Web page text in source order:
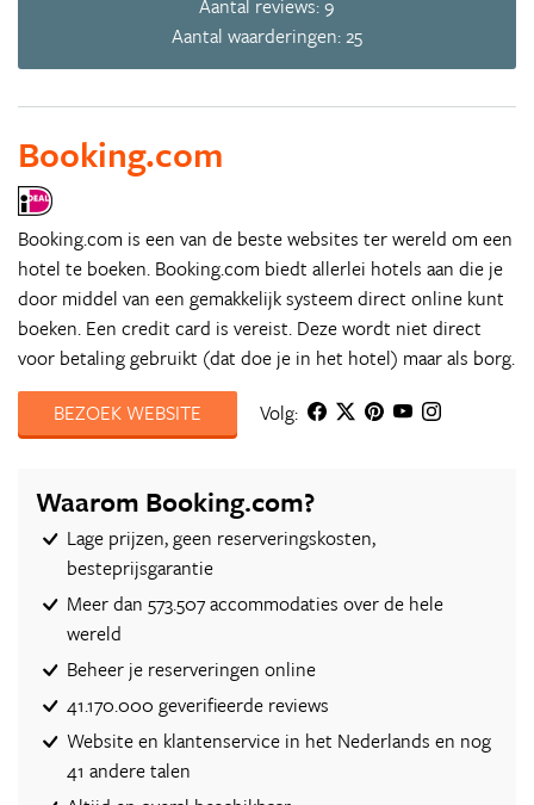
Aantal reviews: 9
Aantal waarderingen: 25
Booking.com
Booking.com is een van de beste websites ter wereld om een
hotel te boeken. Booking.com biedt allerlei hotels aan die je
door middel van een gemakkelijk systeem direct online kunt
boeken. Een credit card is vereist. Deze wordt niet direct
voor betaling gebruikt (dat doe je in het hotel) maar als borg.
BEZOEK WEBSITE
Volg:
Waarom Booking.com?
Lage prijzen, geen reserveringskosten,
besteprijsgarantie
Meer dan 573.507 accommodaties over de hele
wereld
Beheer je reserveringen online
41.170.000 geverifieerde reviews
Website en klantenservice in het Nederlands en nog
41 andere talen